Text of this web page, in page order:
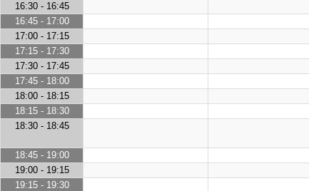
16:30 - 16:45
16:45 - 17:00
17:00 - 17:15
17:15 - 17:30
17:30 - 17:45
17:45 - 18:00
18:00 - 18:15
18:15 - 18:30
18:30 - 18:45
18:45 - 19:00
19:00 - 19:15
19:15 - 19:30